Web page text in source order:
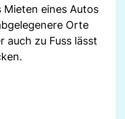
eines Autos
Orte
auch zu Fuss lässt